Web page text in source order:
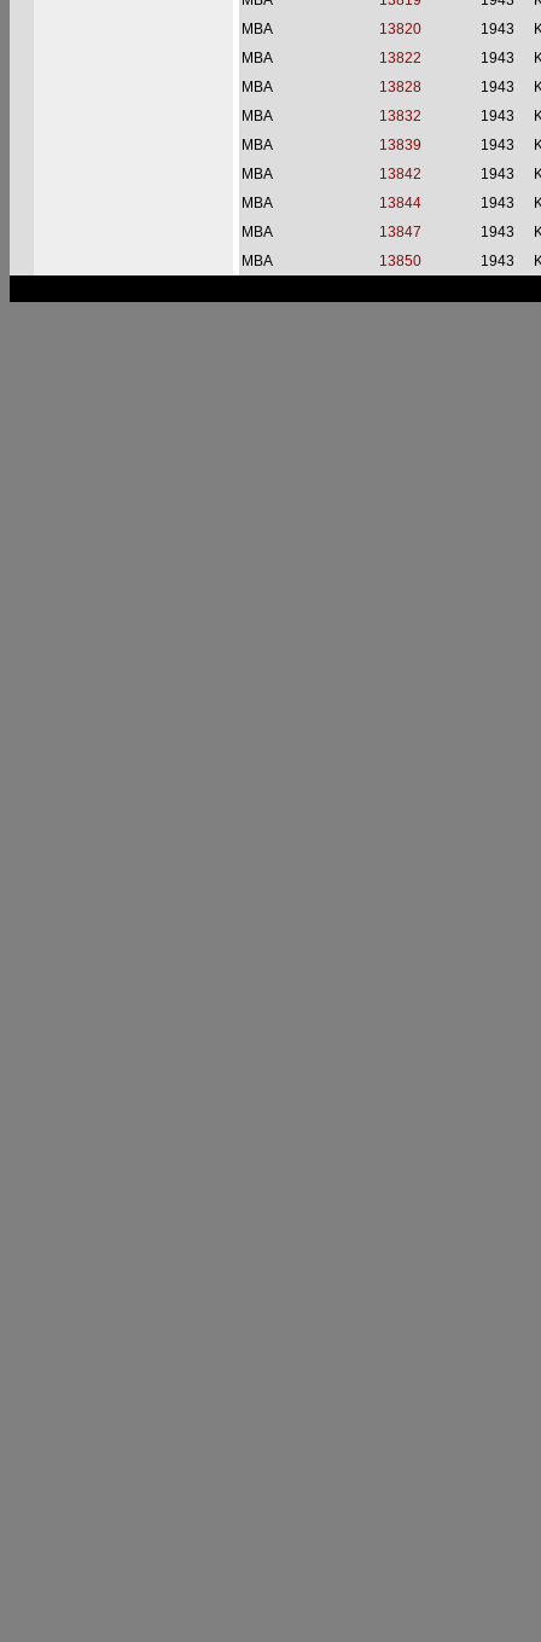
MBA
13820 1943
MBA
13822 1943
MBA
13828 1943
MBA
13832 1943
MBA
13839 1943
MBA
13842 1943
MBA
13844 1943
MBA
13847 1943
MBA
13850 1943